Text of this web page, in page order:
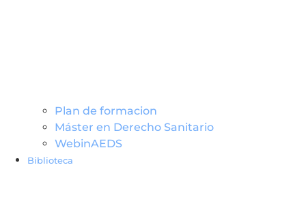
Plan de formacion
Máster en Derecho Sanitario
WebinAEDS
Biblioteca